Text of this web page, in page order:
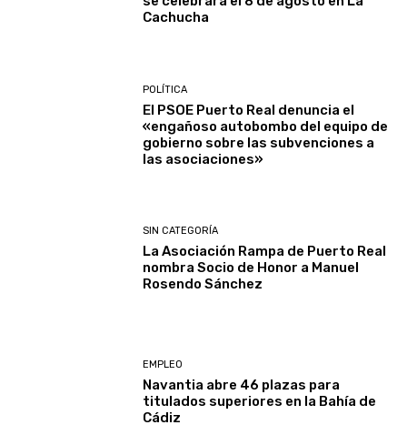
Cachucha
POLÍTICA
El PSOE Puerto Real denuncia el
«engañoso autobombo del equipo de
gobierno sobre las subvenciones a
las asociaciones»
SIN CATEGORÍA
La Asociación Rampa de Puerto Real
nombra Socio de Honor a Manuel
Rosendo Sánchez
EMPLEO
Navantia abre 46 plazas para
titulados superiores en la Bahía de
Cádiz